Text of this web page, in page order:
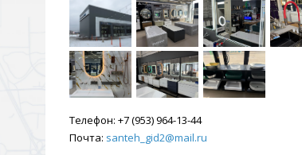
Телефон: +7 (953) 964-13-44
Почта: santeh_gid2@mail.ru